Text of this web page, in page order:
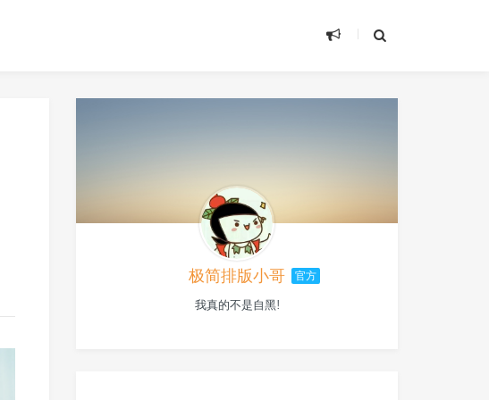
极简排版小哥 官方
我真的不是自黑!